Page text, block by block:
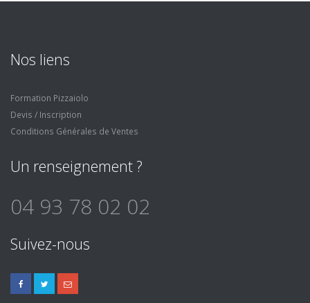
Nos liens
Formation Pizzaiolo
Devis / Inscription
Conditions Générales de Ventes
Un renseignement ?
04 93 78 02 02
Suivez-nous